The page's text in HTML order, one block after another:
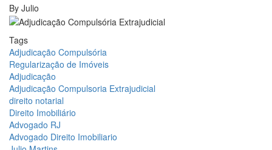
By Julio
Tags
Adjudicação Compulsória
Regularização de Imóveis
Adjudicação
Adjudicação Compulsoria Extrajudicial
direito notarial
Direito Imobiliário
Advogado RJ
Advogado Direito Imobiliario